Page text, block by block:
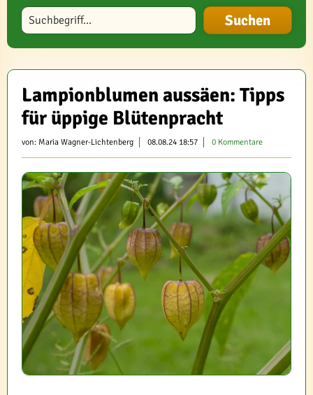
Blog durchsuchen
Lampionblumen aussäen: Tipps
für üppige Blütenpracht
von: Maria Wagner-Lichtenberg 08.08.24 18:57 0 Kommentare